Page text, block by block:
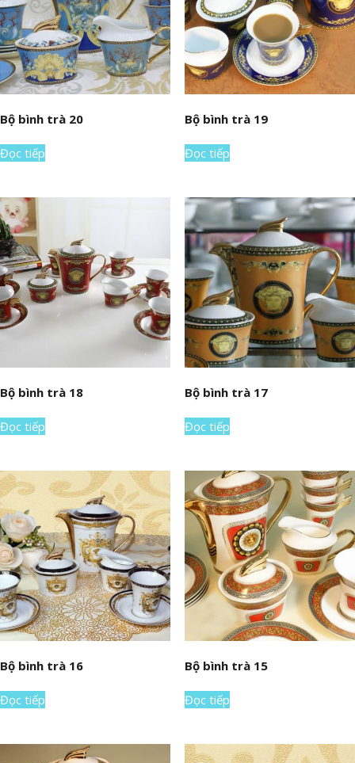
Bộ bình trà 20
Đọc tiếp
Bộ bình trà 19
Đọc tiếp
Bộ bình trà 18
Đọc tiếp
Bộ bình trà 17
Đọc tiếp
Bộ bình trà 16
Đọc tiếp
Bộ bình trà 15
Đọc tiếp